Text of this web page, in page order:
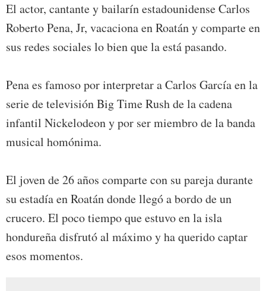
El actor, cantante y bailarín estadounidense Carlos
Roberto Pena, Jr, vacaciona en Roatán y comparte en
sus redes sociales lo bien que la está pasando.
Pena es famoso por interpretar a Carlos García en la
serie de televisión Big Time Rush de la cadena
infantil Nickelodeon y por ser miembro de la banda
musical homónima.
El joven de 26 años comparte con su pareja durante
su estadía en Roatán donde llegó a bordo de un
crucero. El poco tiempo que estuvo en la isla
hondureña disfrutó al máximo y ha querido captar
esos momentos.